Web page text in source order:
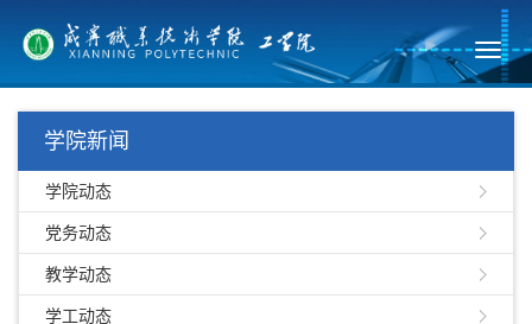
学院新闻
学院动态
党务动态
教学动态
学工动态